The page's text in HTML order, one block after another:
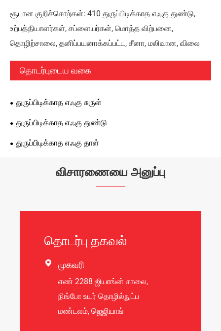
சூடான குறிச்சொற்கள்: 410 துருப்பிடிக்காத எஃகு துண்டு,
உற்பத்தியாளர்கள், சப்ளையர்கள், மொத்த விற்பனை,
தொழிற்சாலை, தனிப்பயனாக்கப்பட்ட, சீனா, மலிவான, விலை
தொடர்புடைய வகை
துருப்பிடிக்காத எஃகு சுருள்
துருப்பிடிக்காத எஃகு துண்டு
துருப்பிடிக்காத எஃகு தாள்
விசாரணையை அனுப்பு
தொடர்பு தகவல்
 முகவரி
எண் 2288 ஜியாங்ன் சாலை,
நிங்போ உயர் தொழில்நுட்ப
மண்டலம், ஜெஜியாங்